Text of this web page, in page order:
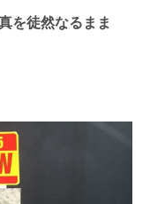
を徒然なるまま